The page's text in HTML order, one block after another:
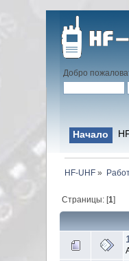
Добро
Начало
HF-UHF »
Страницы: [1]